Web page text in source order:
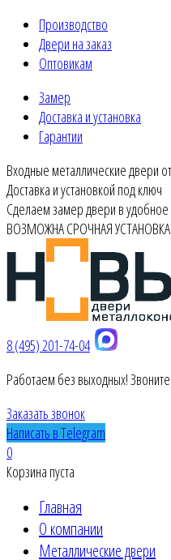
Производство
Двери на заказ
Оптовикам
Замер
Доставка и установка
Гарантии
Входные металлические двери
Доставка и установкой под ключ
Сделаем замер двери в
ВОЗМОЖНА СРОЧНАЯ УСТАНОВКА
8 (495) 201-74-04
Работаем без выходных!
Заказать звонок
Написать в Telegram
0
Корзина пуста
Главная
О компании
Металлические двери